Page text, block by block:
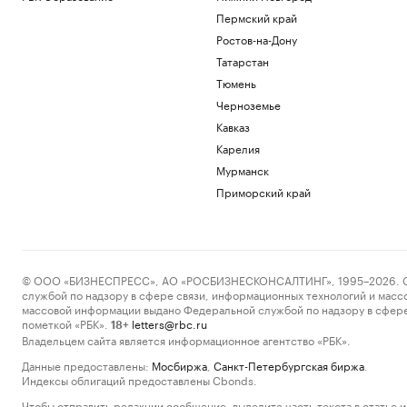
Пермский край
Ростов-на-Дону
Татарстан
Тюмень
Черноземье
Кавказ
Карелия
Мурманск
Приморский край
© ООО «БИЗНЕСПРЕСС», АО «РОСБИЗНЕСКОНСАЛТИНГ», 1995–2026.
службой по надзору в сфере связи, информационных технологий и
массовой информации выдано Федеральной службой по надзору в
пометкой «РБК».
18+ letters@rbc.ru
Владельцем сайта является информационное агентство «РБК».
Данные предоставлены: Мосбиржа Санкт-Петербургская биржа
Индексы облигаций предоставлены Cbonds.